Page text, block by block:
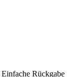
Einfache Rückgabe